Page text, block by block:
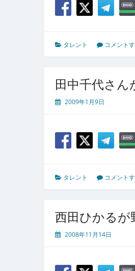
タレント コメント
田中千代さ
2009年1月9日
タレント コメント
西田ひかるが
2008年11月14日